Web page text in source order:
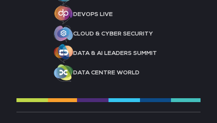
DEVOPS LIVE
CLOUD & CYBER SECURITY
DATA & AI LEADERS SUMMIT
DATA CENTRE WORLD